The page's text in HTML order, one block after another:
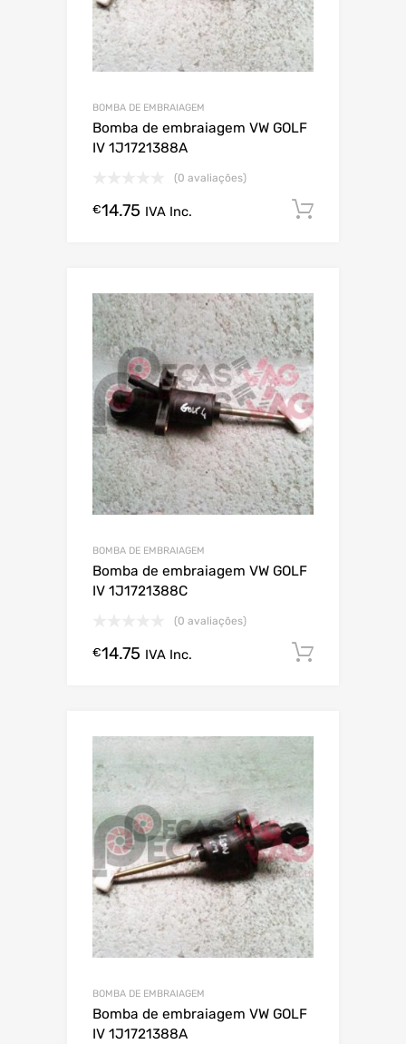
BOMBA DE EMBRAIAGEM
Bomba de embraiagem VW GOLF
IV 1J1721388A
(0 avaliações)
€14.75 IVA Inc.
BOMBA DE EMBRAIAGEM
Bomba de embraiagem VW GOLF
IV 1J1721388C
(0 avaliações)
€14.75 IVA Inc.
BOMBA DE EMBRAIAGEM
Bomba de embraiagem VW GOLF
IV 1J1721388A